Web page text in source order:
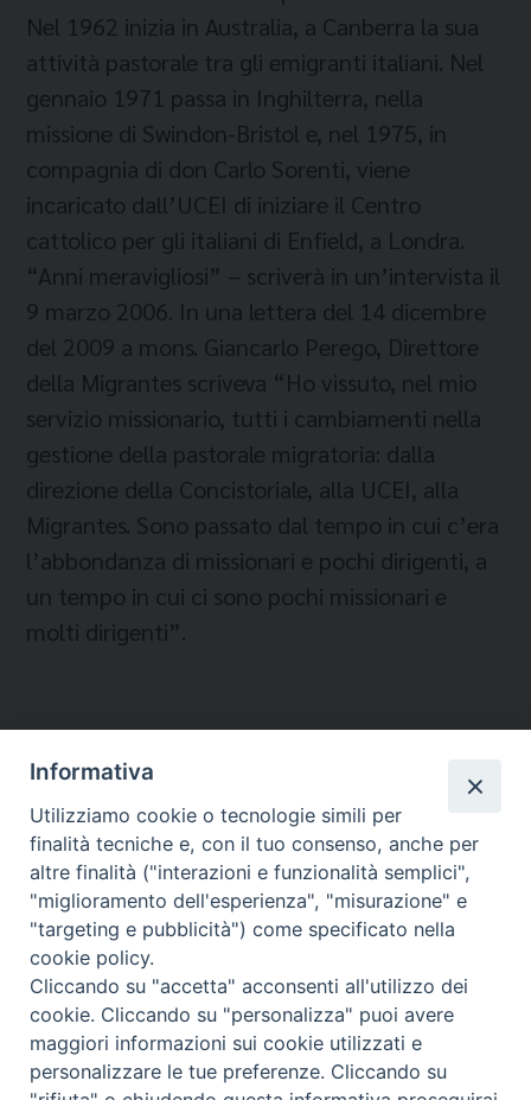
Nel 1962 inizia in Australia, a Canberra la sua
attività pastorale tra gli emigranti italiani. Nel
gennaio 1971 passa in Inghilterra, nella
missione di Swindon-Bristol e, nel 1975, in
compagnia di don Carlo Sorenti, viene
incaricato dall’UCEI di iniziare il Centro
cattolico per gli italiani di Enfield, a Londra.
“Anni meravigliosi” – scriverà in un’intervista il
9 marzo 2006. In una lettera del 14 dicembre
del 2009 a mons. Giancarlo Perego, Direttore
della Migrantes scriveva “Ho vissuto, nel mio
servizio missionario, tutti i cambiamenti nella
gestione della pastorale migratoria: dalla
direzione della Concistoriale, alla UCEI, alla
Migrantes. Sono passato dal tempo in cui c’era
l’abbondanza di missionari e pochi dirigenti, a
un tempo in cui ci sono pochi missionari e
molti dirigenti”.
Migrantes Online
Fondazione Migrantes © 2026 WebSeed
Informativa
Utilizziamo cookie o tecnologie simili per
finalità tecniche e, con il tuo consenso, anche per
altre finalità ("interazioni e funzionalità semplici",
"miglioramento dell'esperienza", "misurazione" e
"targeting e pubblicità") come specificato nella
cookie policy.
Cliccando su "accetta" acconsenti all'utilizzo dei
cookie. Cliccando su "personalizza" puoi avere
maggiori informazioni sui cookie utilizzati e
personalizzare le tue preferenze. Cliccando su